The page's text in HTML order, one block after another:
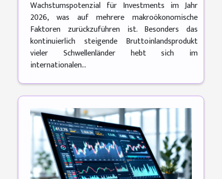
Wachstumspotenzial für Investments im Jahr
2026, was auf mehrere makroökonomische
Faktoren zurückzuführen ist. Besonders das
kontinuierlich steigende Bruttoinlandsprodukt
vieler Schwellenländer hebt sich im
internationalen...